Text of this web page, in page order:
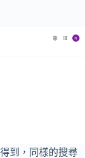
到，同樣的搜尋